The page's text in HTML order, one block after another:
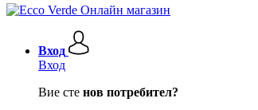
Вход
Вход
Вие сте нов потребител?